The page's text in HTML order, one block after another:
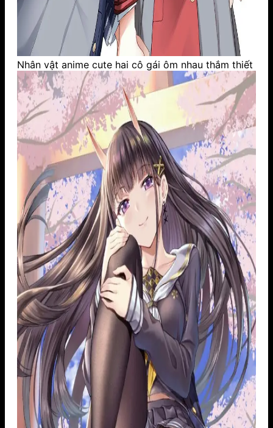
Nhân vật anime cute hai cô gái ôm nhau thắm thiết